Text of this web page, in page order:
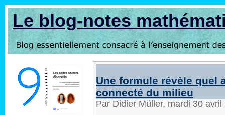
Le blog-notes
Une formule révèle quel
connecté du milieu
Par Didier Müller, mardi 30